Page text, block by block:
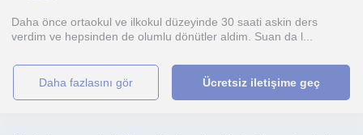
Daha önce ortaokul ve ilkokul düzeyinde 30 saati askin ders
verdim ve hepsinden de olumlu dönütler aldim. Suan da l...
daha fazlasını gör Ücretsiz iletişime geç